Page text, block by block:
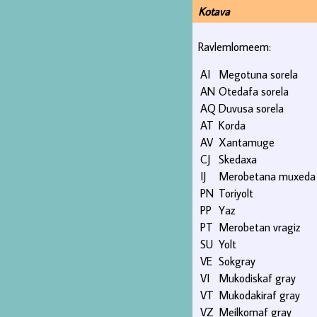
Kotava
Ravlemlomeem:
AI
Megotuna sorela
AN Otedafa sorela
AQ Duvusa sorela
AT Korda
AV Xantamuge
CJ Skedaxa
IJ
Merobetana muxeda
PN Toriyolt
PP Yaz
PT Merobetan vragiz
SU Yolt
VE Sokgray
VI
Mukodiskaf gray
VT Mukodakiraf gray
VZ Meilkomaf gray